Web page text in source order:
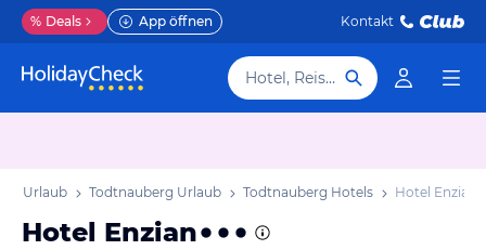
% Deals App öffnen Kontakt
Hotel, Reiseziel
Urlaub Todtnauberg Urlaub Todtnauberg Hotels Hotel Enzian
Hotel Enzian